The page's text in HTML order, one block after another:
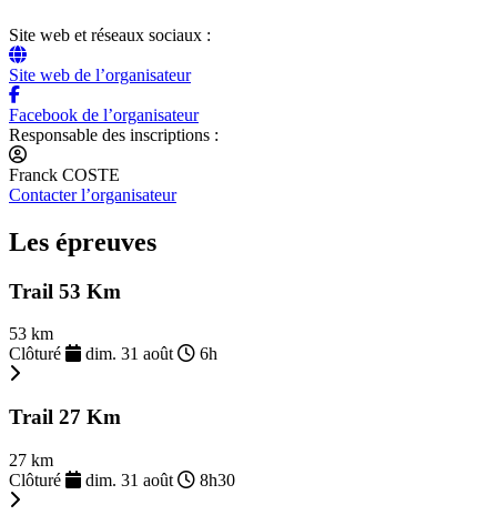
Site web et réseaux sociaux :
Site web de l’organisateur
Facebook de l’organisateur
Responsable des inscriptions :
Franck COSTE
Contacter l’organisateur
Les épreuves
Trail 53 Km
53 km
Clôturé
dim. 31 août 6h
Trail 27 Km
27 km
Clôturé
dim. 31 août 8h30